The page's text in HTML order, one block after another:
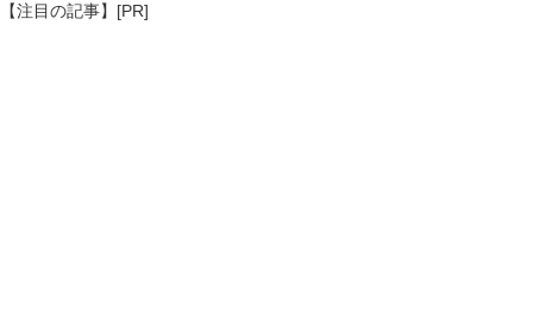
【注目の記事】[PR]